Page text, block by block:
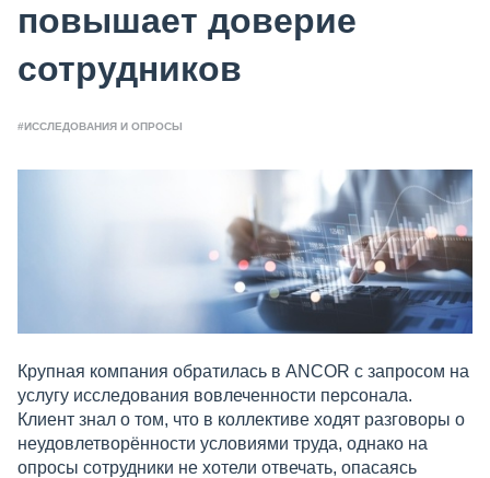
повышает доверие
сотрудников
#ИССЛЕДОВАНИЯ И ОПРОСЫ
Крупная компания обратилась в ANCOR с запросом на
услугу исследования вовлеченности персонала.
Клиент знал о том, что в коллективе ходят разговоры о
неудовлетворённости условиями труда, однако на
опросы сотрудники не хотели отвечать, опасаясь